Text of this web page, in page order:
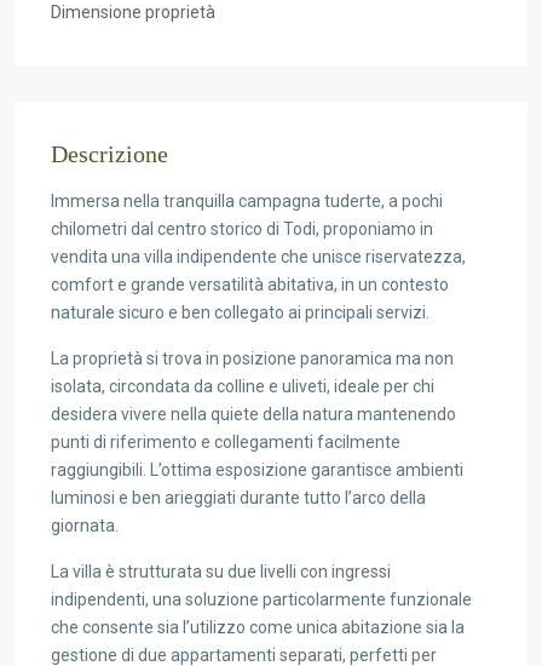
Dimensione proprietà
Descrizione
Immersa nella tranquilla campagna tuderte, a pochi
chilometri dal centro storico di Todi, proponiamo in
vendita una villa indipendente che unisce riservatezza,
comfort e grande versatilità abitativa, in un contesto
naturale sicuro e ben collegato ai principali servizi.
La proprietà si trova in posizione panoramica ma non
isolata, circondata da colline e uliveti, ideale per chi
desidera vivere nella quiete della natura mantenendo
punti di riferimento e collegamenti facilmente
raggiungibili. L’ottima esposizione garantisce ambienti
luminosi e ben arieggiati durante tutto l’arco della
giornata.
La villa è strutturata su due livelli con ingressi
indipendenti, una soluzione particolarmente funzionale
che consente sia l’utilizzo come unica abitazione sia la
gestione di due appartamenti separati, perfetti per